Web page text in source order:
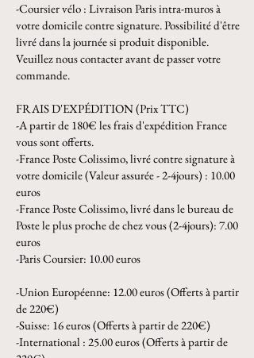
-Coursier vélo : Livraison Paris intra-muros à
votre domicile contre signature. Possibilité d'être
livré dans la journée si produit disponible.
Veuillez nous contacter avant de passer votre
commande.
FRAIS D'EXPÉDITION (Prix TTC)
-A partir de 180€ les frais d'expédition France
vous sont offerts.
-France Poste Colissimo, livré contre signature à
votre domicile (Valeur assurée - 2-4jours) : 10.00
euros
-France Poste Colissimo, livré dans le bureau de
Poste le plus proche de chez vous (2-4jours): 7.00
euros
-Paris Coursier: 10.00 euros
-Union Européenne: 12.00 euros (Offerts à partir
de 220€)
-Suisse: 16 euros (Offerts à partir de 220€)
-International : 25.00 euros (Offerts à partir de